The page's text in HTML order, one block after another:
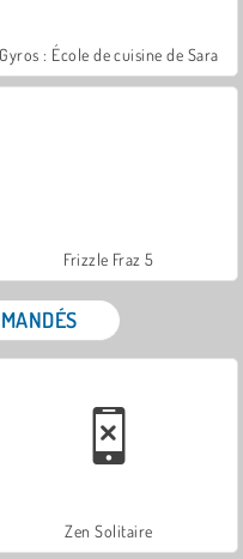
Gyros : École de cuisine de Sara
Frizzle Fraz 5
Zen Solitaire